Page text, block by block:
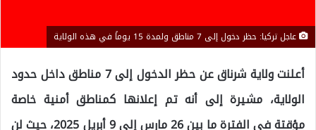
عاجل تركيا: حظر دخول إلى 7 مناطق ولمدة 15 يوماً في هذه الولاية
أعلنت ولاية شرناق عن حظر الدخول إلى 7 مناطق داخل حدود
الولاية، مشيرة إلى أنه تم إعلانها كمناطق أمنية خاصة
مؤقتة في الفترة ما بين 26 مارس إلى 9 أبريل 2025، حيث لن